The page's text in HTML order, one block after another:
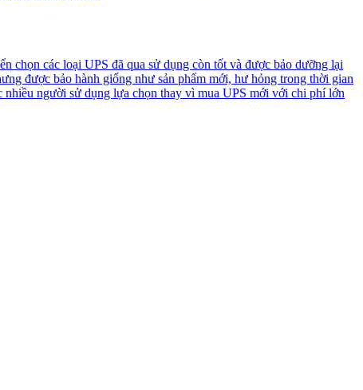
chọn các loại UPS đã qua sử dụng còn tốt và được bảo dưỡng lại
được bảo hành giống như sản phẩm mới, hư hỏng trong thời gian
người sử dụng lựa chọn thay vì mua UPS mới với chi phí lớn